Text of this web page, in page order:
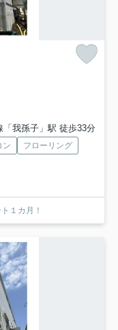
「我孫子」駅 徒歩33分
ン
フローリング
１カ月！